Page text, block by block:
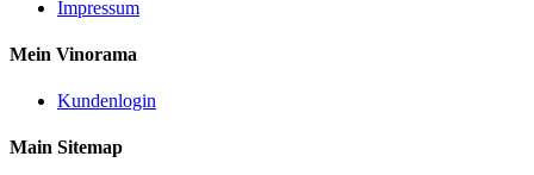
Impressum
Mein Vinorama
Kundenlogin
Main Sitemap